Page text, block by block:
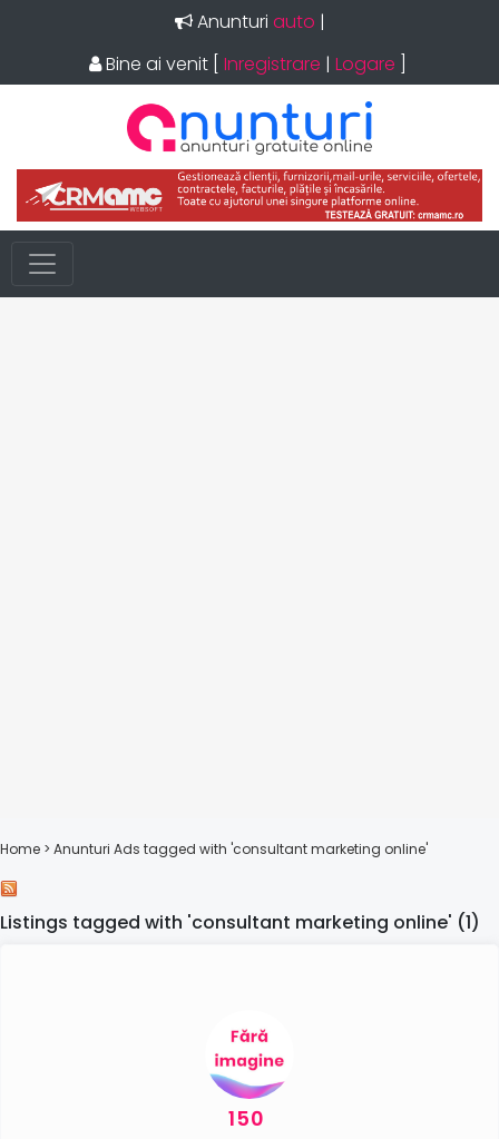
Anunturi|
Bine ai venit
Inregistrare | Logare
Home > Anunturi Ads tagged with 'consultant marketing online'
Listings tagged with 'consultant marketing online' (1)
150